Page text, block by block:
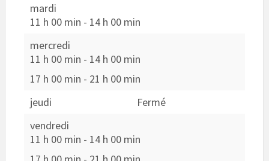
mardi
11 h 00 min - 14 h 00 min
mercredi
11 h 00 min - 14 h 00 min
17 h 00 min - 21 h 00 min
jeudi
Fermé
vendredi
11 h 00 min - 14 h 00 min